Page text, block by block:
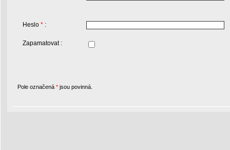
Heslo * :
Zapamatovat :
Pole označená * jsou povinná.